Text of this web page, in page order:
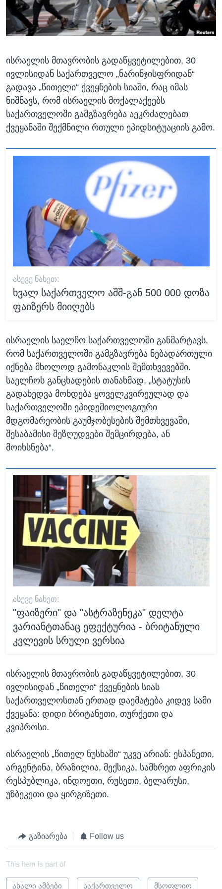
ᲡᲢᲣᲓᲘᲐ ᲕᲐᲨᲘᲜᲒᲢᲝᲜᲘ
ᲔᲙᲝᲜᲝᲛᲘᲙᲐ
ᲯᲐᲜᲛᲠᲗᲔᲚᲝᲑᲐ
ᲘᲜᲢᲔᲠᲕᲘᲣ
ᲙᲣᲚᲢᲣᲠᲐ
ᲒᲐᲚᲘᲚᲔᲝ
ᲓᲔᲖᲘᲜᲤᲝᲠᲛᲐᲪᲘᲐ
Learning English
ენები
ისრაელის მთავრობის გადაწყვეტილებით, 30
ივლისიდან საქართველო „ნარინჯისფრიდან“
გადავა „წითელი“ ქვეყნების სიაში, რაც იმას
ნიშნავს, რომ ისრაელის მოქალაქეებს
საქართველოში გამგზავრება აეკრძალებათ
ქვეყანაში შექმნილი რთული ეპიდსიტუაციის გამო.
ᲐᲡᲔᲕᲔ ᲜᲐᲮᲔᲗ:
ხვალ საქართველო აშშ-გან 500 000 დოზა
ფაიზერს მიიღებს
ისრაელის საელჩო საქართველოში განმარტავს,
რომ საქართველოში გამგზავრება ნებადართული
იქნება მხოლოდ გამონაკლის შემთხვევებში.
საელჩოს განცხადების თანახმად, „სტატუსის
გადახედვა მოხდება ყოველკვირეულად და
საქართველოში ეპიდემიოლოგიური
მდგომარეობის გაუმჯობესების შემთხვევაში,
შესაბამისი შეზღუდვები შემცირდება, ან
მოიხსნება“.
ᲐᲡᲔᲕᲔ ᲜᲐᲮᲔᲗ:
"ფაიზერი" და "ასტრაზენეკა" დელტა
ვარიანტთანაც ეფექტურია - ბრიტანული
კვლევის სრული ვერსია
ისრაელის მთავრობის გადაწყვეტილებით, 30
ივლისიდან „წითელი“ ქვეყნების სიას
საქართველოსთან ერთად დაემატება კიდევ სამი
ქვეყანა: დიდი ბრიტანეთი, თურქეთი და
კვიპროსი.
ისრაელის „წითელ ნუსხაში“ უკვე არიან: ესპანეთი,
არგენტინა, ბრაზილია, მექსიკა, სამხრეთ აფრიკის
რესპუბლიკა, ინდოეთი, რუსეთი, ბელარუსი,
უზბეკეთი და ყირგიზეთი.
გაზიარება Follow us
This item is part of
ახალი ამბები საქართველო მსოფლიო